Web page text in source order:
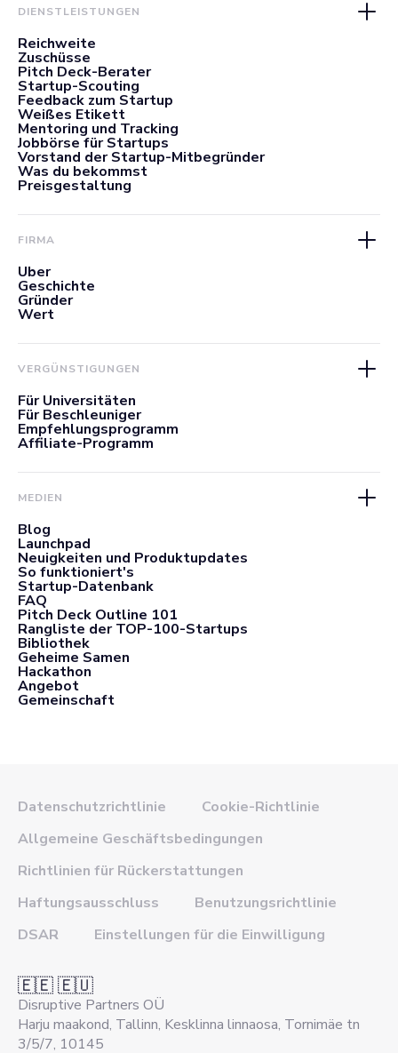
DIENSTLEISTUNGEN
Reichweite
Zuschüsse
Pitch Deck-Berater
Startup-Scouting
Feedback zum Startup
Weißes Etikett
Mentoring und Tracking
Jobbörse für Startups
Vorstand der Startup-Mitbegründer
Was du bekommst
Preisgestaltung
FIRMA
Über
Geschichte
Gründer
Wert
VERGÜNSTIGUNGEN
Für Universitäten
Für Beschleuniger
Empfehlungsprogramm
Affiliate-Programm
MEDIEN
Blog
Launchpad
Neuigkeiten und Produktupdates
So funktioniert's
Startup-Datenbank
FAQ
Pitch Deck Outline 101
Rangliste der TOP-100-Startups
Bibliothek
Geheime Samen
Hackathon
Angebot
Gemeinschaft
Datenschutzrichtlinie
Cookie-Richtlinie
Allgemeine Geschäftsbedingungen
Richtlinien für Rückerstattungen
Haftungsausschluss
Benutzungsrichtlinie
DSAR
Einstellungen für die Einwilligung
🇪🇪 🇪🇺
Disruptive Partners OÜ
Harju maakond, Tallinn, Kesklinna linnaosa, Tornimäe tn
3/5/7, 10145